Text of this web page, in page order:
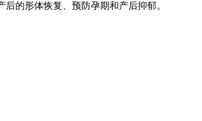
的形体恢复、预防孕期和产后抑郁。